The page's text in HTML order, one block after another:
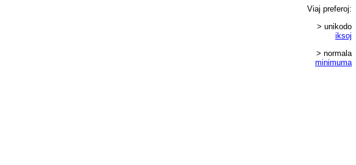
Viaj preferoj:
> unikodo
iksoj
> normala
minimuma